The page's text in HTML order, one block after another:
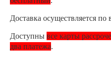
Доставка осуществляется по
Доступны все карты
два платежа.